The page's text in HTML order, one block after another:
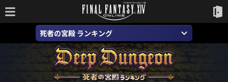
死者の宮殿 ランキング